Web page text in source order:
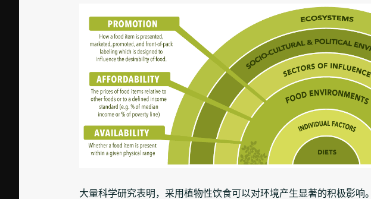
大量科学研究表明，采用植物性饮食可以对环境产生显著的积极影响。